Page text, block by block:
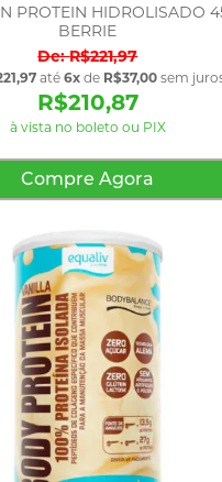
PROTEIN HIDROLISADO
BERRIE
R$221,97
até 6xde R$37,00sem
R$210,87
à vista no boleto ou PIX
Compre Agora